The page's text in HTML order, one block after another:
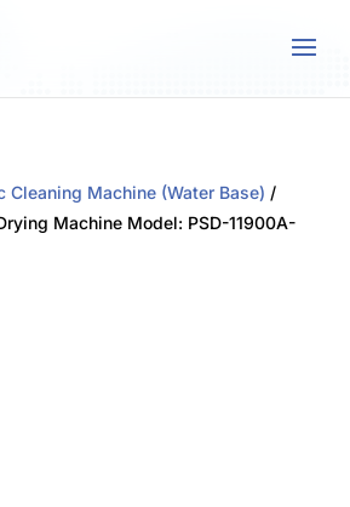
Cleaning Machine (Water Base) /
Machine Model: PSD-11900A-